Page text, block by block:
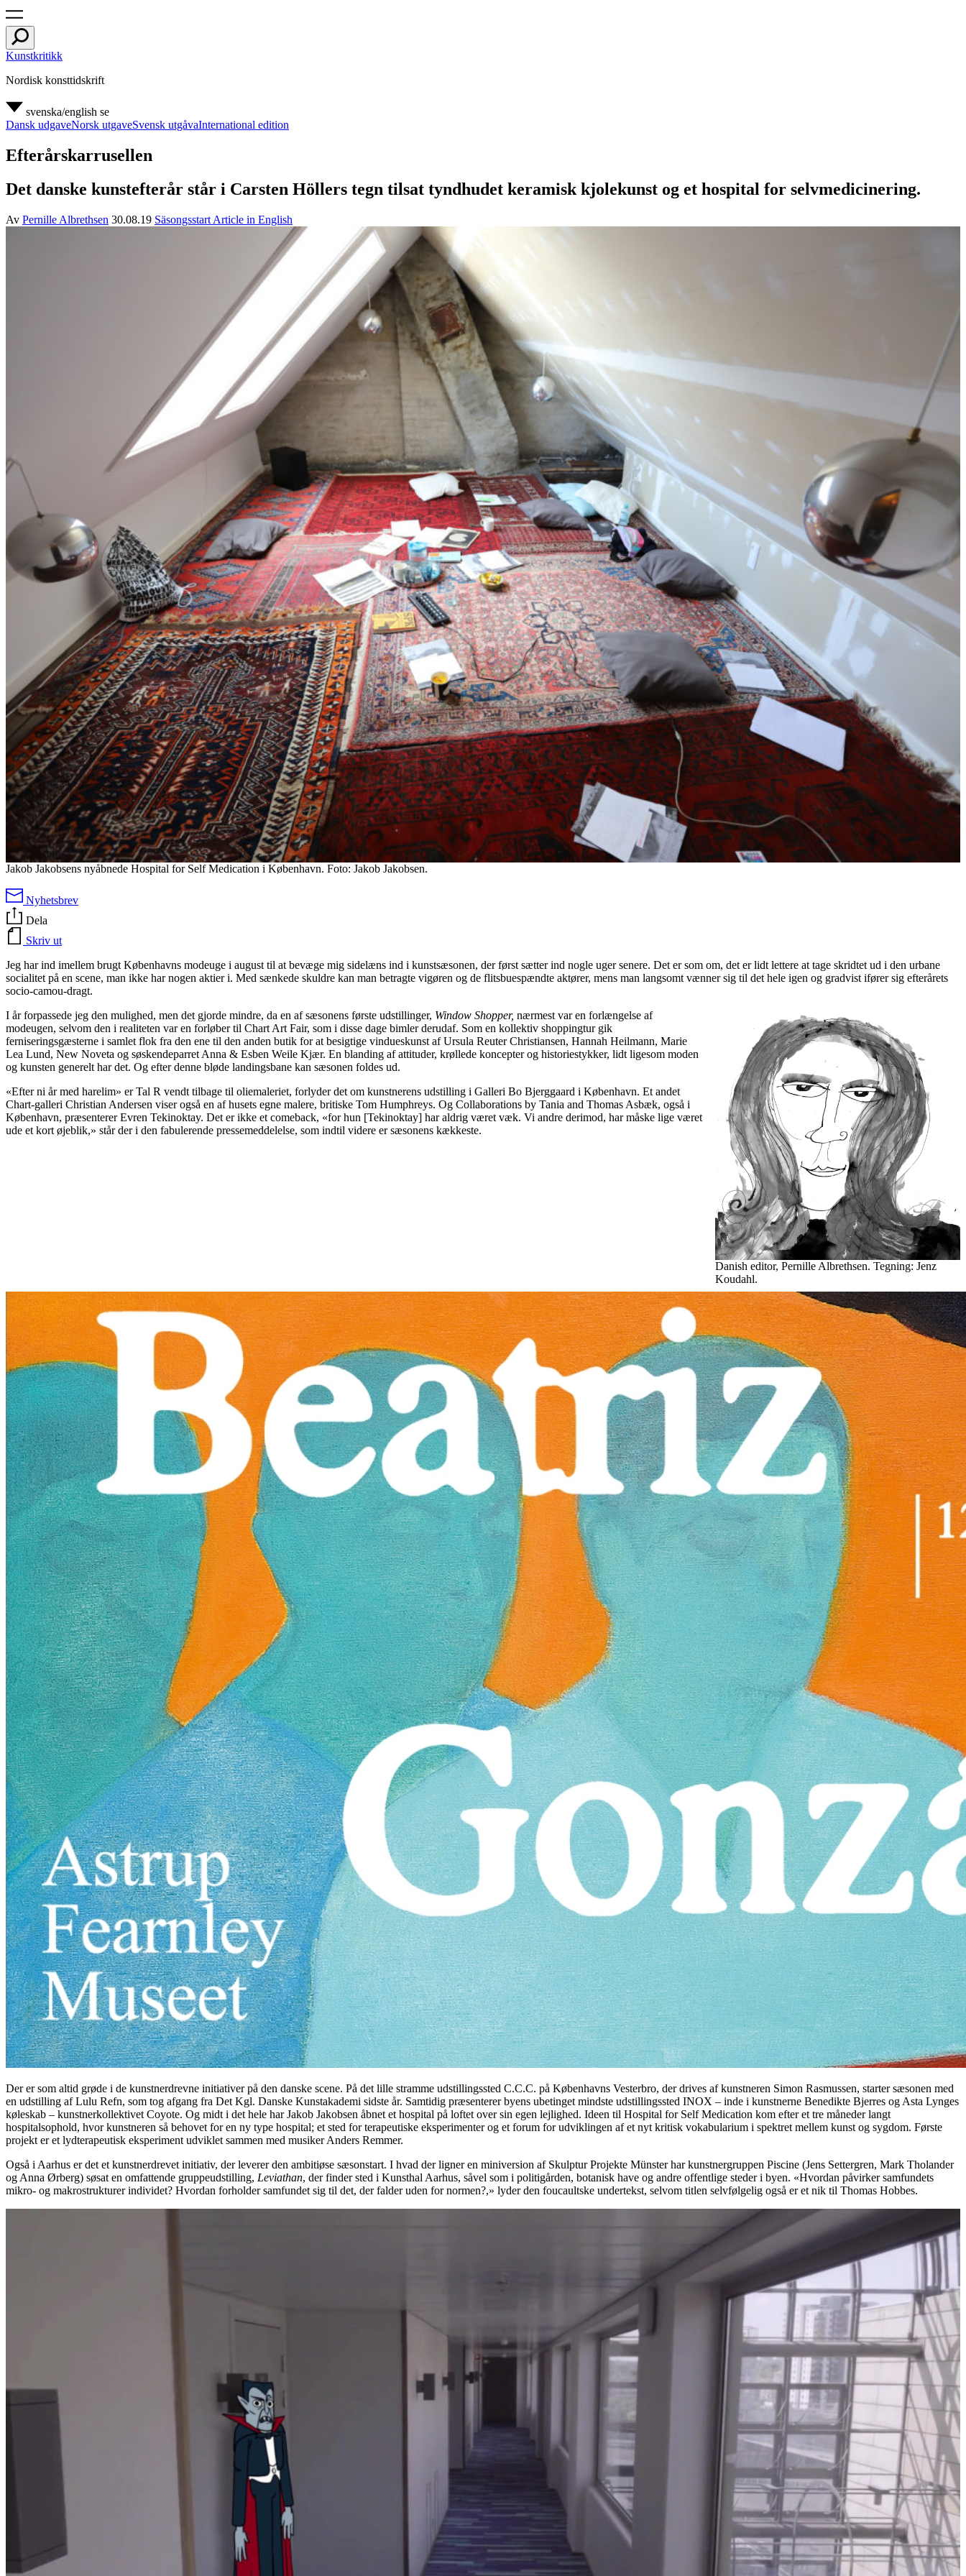
Kunstkritikk
Nordisk konsttidskrift
svenska/english se
Dansk udgaveNorsk utgaveSvensk utgåvaInternational edition
Efterårskarrusellen
Det danske kunstefterår står i Carsten Höllers tegn tilsat tyndhudet keramisk kjolekunst og et hospital for selvmedicinering.
Av Pernille Albrethsen 30.08.19 Säsongsstart Article in English
Jakob Jakobsens nyåbnede Hospital for Self Medication i København. Foto: Jakob Jakobsen.
Nyhetsbrev
Dela
Skriv ut
Jeg har ind imellem brugt Københavns modeuge i august til at bevæge mig sidelæns ind i kunstsæsonen, der først sætter ind nogle uger senere. Det er som om, det er lidt lettere at tage skridtet ud i den urbane
socialitet på en scene, man ikke har nogen aktier i. Med sænkede skuldre kan man betragte vigøren og de flitsbuespændte aktører, mens man langsomt vænner sig til det hele igen og gradvist ifører sig efterårets
socio-camou-dragt.
Danish editor, Pernille Albrethsen. Tegning: Jenz
Koudahl.
I år forpassede jeg den mulighed, men det gjorde mindre, da en af sæsonens første udstillinger, Window Shopper, nærmest var en forlængelse af
modeugen, selvom den i realiteten var en forløber til Chart Art Fair, som i disse dage bimler derudaf. Som en kollektiv shoppingtur gik
ferniseringsgæsterne i samlet flok fra den ene til den anden butik for at besigtige vindueskunst af Ursula Reuter Christiansen, Hannah Heilmann, Marie
Lea Lund, New Noveta og søskendeparret Anna & Esben Weile Kjær. En blanding af attituder, krøllede koncepter og historiestykker, lidt ligesom moden
og kunsten generelt har det. Og efter denne bløde landingsbane kan sæsonen foldes ud.
«Efter ni år med harelim» er Tal R vendt tilbage til oliemaleriet, forlyder det om kunstnerens udstilling i Galleri Bo Bjerggaard i København. Et andet
Chart-galleri Christian Andersen viser også en af husets egne malere, britiske Tom Humphreys. Og Collaborations by Tania and Thomas Asbæk, også i
København, præsenterer Evren Tekinoktay. Det er ikke et comeback, «for hun [Tekinoktay] har aldrig været væk. Vi andre derimod, har måske lige været
ude et kort øjeblik,» står der i den fabulerende pressemeddelelse, som indtil videre er sæsonens kækkeste.
Der er som altid grøde i de kunstnerdrevne initiativer på den danske scene. På det lille stramme udstillingssted C.C.C. på Københavns Vesterbro, der drives af kunstneren Simon Rasmussen, starter sæsonen med
en udstilling af Lulu Refn, som tog afgang fra Det Kgl. Danske Kunstakademi sidste år. Samtidig præsenterer byens ubetinget mindste udstillingssted INOX – inde i kunstnerne Benedikte Bjerres og Asta Lynges
køleskab – kunstnerkollektivet Coyote. Og midt i det hele har Jakob Jakobsen åbnet et hospital på loftet over sin egen lejlighed. Ideen til Hospital for Self Medication kom efter et tre måneder langt
hospitalsophold, hvor kunstneren så behovet for en ny type hospital; et sted for terapeutiske eksperimenter og et forum for udviklingen af et nyt kritisk vokabularium i spektret mellem kunst og sygdom. Første
projekt er et lydterapeutisk eksperiment udviklet sammen med musiker Anders Remmer.
Også i Aarhus er det et kunstnerdrevet initiativ, der leverer den ambitiøse sæsonstart. I hvad der ligner en miniversion af Skulptur Projekte Münster har kunstnergruppen Piscine (Jens Settergren, Mark Tholander
og Anna Ørberg) søsat en omfattende gruppeudstilling, Leviathan, der finder sted i Kunsthal Aarhus, såvel som i politigården, botanisk have og andre offentlige steder i byen. «Hvordan påvirker samfundets
mikro- og makrostrukturer individet? Hvordan forholder samfundet sig til det, der falder uden for normen?,» lyder den foucaultske undertekst, selvom titlen selvfølgelig også er et nik til Thomas Hobbes.